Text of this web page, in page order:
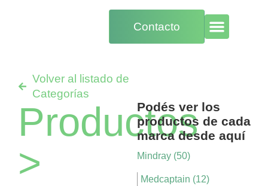
Contacto
Volver al listado de
Categorías
Productos
>
Podés ver los
productos de cada
marca desde aquí
Mindray (50)
Medcaptain (12)